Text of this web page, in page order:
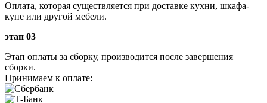
Оплата, которая существляется при доставке кухни, шкафа-
купе или другой мебели.
этап 03
Этап оплаты за сборку, производится после завершения
сборки.
Принимаем к оплате: